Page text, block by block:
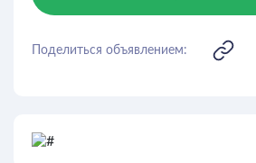
Поделиться объявлением: